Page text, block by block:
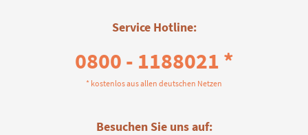
Service Hotline:
0800 - 1188021 *
* kostenlos aus allen deutschen Netzen
Besuchen Sie uns auf: